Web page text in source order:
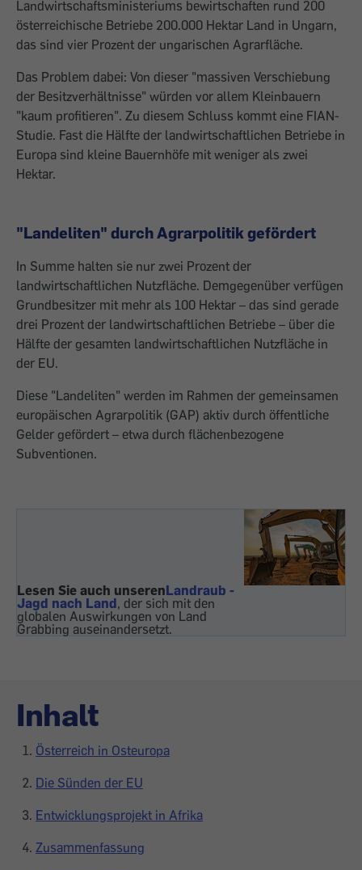
Landwirtschaftsministeriums bewirtschaften rund 200
österreichische Betriebe 200.000 Hektar Land in Ungarn,
das sind vier Prozent der ­ungarischen Agrarfläche.
Das Problem dabei: Von dieser "massiven Verschiebung
der Besitzverhältnisse" ­würden vor allem Kleinbauern
"kaum profitieren". Zu diesem Schluss kommt eine FIAN-
Studie. Fast die Hälfte der landwirtschaftlichen Betriebe in
Europa sind kleine Bauernhöfe mit weniger als zwei
Hektar.
"Land­eliten" durch Agrarpolitik gefördert
In Summe halten sie nur zwei Prozent der
landwirtschaftlichen Nutzfläche. Demgegenüber verfügen
Grundbesitzer mit mehr als 100 Hektar – das sind gerade
drei Prozent der landwirtschaftlichen Betriebe – über die
Hälfte der gesamten landwirtschaftlichen Nutzfläche in
der EU.
Diese "Land­eliten" werden im Rahmen der gemeinsamen
europäischen Agrarpolitik (GAP) aktiv durch ­öffentliche
Gelder gefördert – etwa durch ­flächenbezogene
Subventionen.
Lesen Sie auch unserenLandraub -
Jagd nach Land, der sich mit den
globalen Auswirkungen von Land
Grabbing auseinandersetzt.
Inhalt
Österreich in Osteuropa
Die Sünden der EU
Entwicklungsprojekt in Afrika
Zusammenfassung